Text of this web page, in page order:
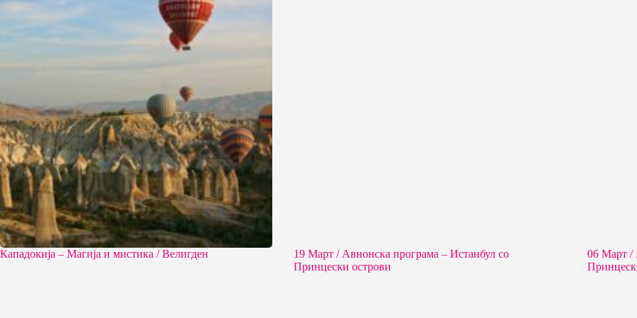
Кападокија – Магија и мистика / Велигден
19 Март / Aвионска програма – Истанбул со
Принцески острови
06 Март /